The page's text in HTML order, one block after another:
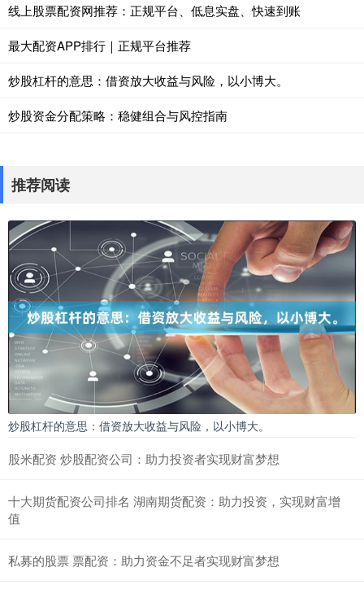
线上股票配资网推荐：正规平台、低息实盘、快速到账
最大配资APP排行｜正规平台推荐
炒股杠杆的意思：借资放大收益与风险，以小博大。
炒股资金分配策略：稳健组合与风控指南
推荐阅读
炒股杠杆的意思：借资放大收益与风险，以小博大。
股米配资 炒股配资公司：助力投资者实现财富梦想
十大期货配资公司排名 湖南期货配资：助力投资，实现财富增
值
私募的股票 票配资：助力资金不足者实现财富梦想